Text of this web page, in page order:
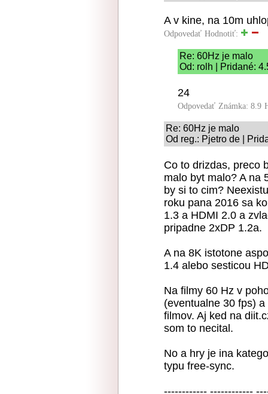
A v kine, na 10m
Odpovedať Hodnotiť:
Re: 60Hz je malo
Od: rolh | Pridané:
24
Odpovedať Známka: 8.9
Re: 60Hz je malo
Od reg.: Pjetro de |
Co to drizdas, preco
malo byt malo? A na
by si to cim?
roku pana 2016 sa
1.3 a HDMI 2.0 a
pripadne 2xDP 1.2a.
A na 8K istotone
1.4 alebo sesticou
Na filmy 60 Hz v
(eventualne 30 fps)
filmov. Aj ked na
som to necital.
No a hry je ina
typu free-sync.
------------ ------------